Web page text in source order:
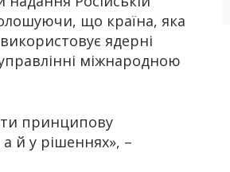
що країна, яка
ядерні
міжнародною
принципову
а й у рішеннях», –